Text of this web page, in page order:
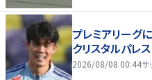
プレミアリーグ
クリスタルパレ
2026/08/08 00:44サ